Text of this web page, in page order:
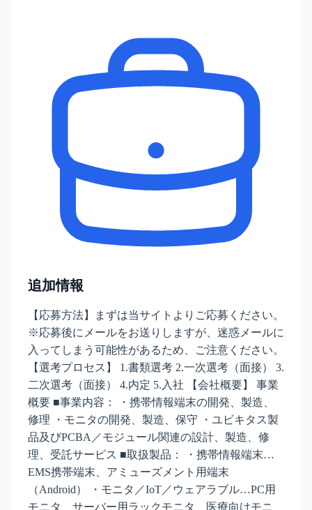
追加情報
【応募方法】まずは当サイトよりご応募ください。
※応募後にメールをお送りしますが、迷惑メールに
入ってしまう可能性があるため、ご注意ください。
【選考プロセス】 1.書類選考 2.一次選考（面接） 3.
二次選考（面接） 4.内定 5.入社 【会社概要】 事業
概要 ■事業内容： ・携帯情報端末の開発、製造、
修理 ・モニタの開発、製造、保守 ・ユビキタス製
品及びPCBA／モジュール関連の設計、製造、修
理、受託サービス ■取扱製品： ・携帯情報端末…
EMS携帯端末、アミューズメント用端末
（Android） ・モニタ／IoT／ウェアラブル…PC用
モニタ、サーバー用ラックモニタ、医療向けモニ